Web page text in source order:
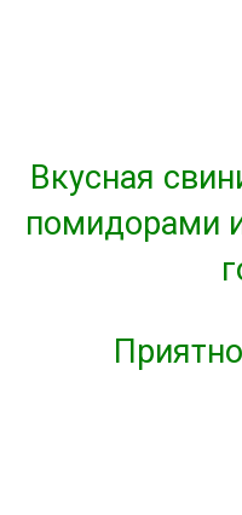
Вкусная
помидорами